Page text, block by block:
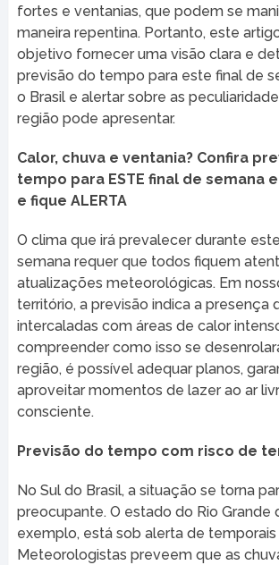
fortes e ventanias, que podem se
maneira repentina. Portanto, este
objetivo fornecer uma visão clara e
previsão do tempo para este final de
o Brasil e alertar sobre as
região pode apresentar.
Calor, chuva e ventania? Confira
tempo para ESTE final de semana
e fique ALERTA
O clima que irá prevalecer durante
semana requer que todos fiquem
atualizações meteorológicas. Em
território, a previsão indica a presença
intercaladas com áreas de calor
compreender como isso se
região, é possível adequar planos,
aproveitar momentos de lazer ao ar
consciente.
Previsão do tempo com risco de
No Sul do Brasil, a situação se torna
preocupante. O estado do Rio Grande
exemplo, está sob alerta de temporais
Meteorologistas preveem que as